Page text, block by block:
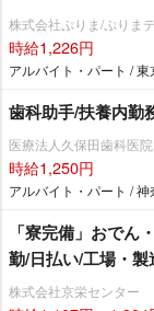
株式会社ぷりま/ぷりま
時給1,226円
アルバイト・パート / 東
歯科助手/扶養内勤
医療法人久保田歯科医院
時給1,250円
アルバイト・パート / 神
「寮完備」おでん
勤/日払い/工場・製
株式会社京栄センター